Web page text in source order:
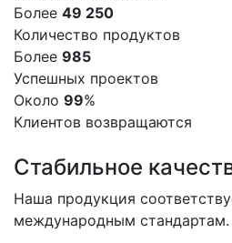
Более 50 000
Количество продуктов
Более 1 000
Успешных проектов
Около 99%
Клиентов возвращаются
Стабильное
Наша продукция
международным стандартам.